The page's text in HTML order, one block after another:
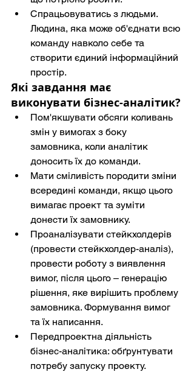
Спрацьовуватись з людьми.
Людина, яка може об'єднати всю
команду навколо себе та
створити єдиний інформаційний
простір.
Які завдання має
виконувати бізнес-аналітик?
Пом'якшувати обсяги коливань
змін у вимогах з боку
замовника, коли аналітик
доносить їх до команди.
Мати сміливість породити зміни
всередині команди, якщо цього
вимагає проект та зуміти
донести їх замовнику.
Проаналізувати стейкхолдерів
(провести стейкхолдер-аналіз),
провести роботу з виявлення
вимог, після цього – генерацію
рішення, яке вирішить проблему
замовника. Формування вимог
та їх написання.
Передпроектна діяльність
бізнес-аналітика: обґрунтувати
потребу запуску проекту.